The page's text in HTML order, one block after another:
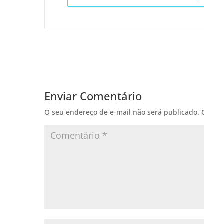
Enviar Comentário
O seu endereço de e-mail não será publicado.